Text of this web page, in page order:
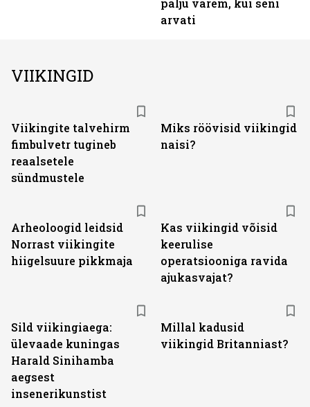
palju varem, kui seni
arvati
VIIKINGID
Viikingite talvehirm
fimbulvetr tugineb
reaalsetele
sündmustele
Miks röövisid viikingid
naisi?
Arheoloogid leidsid
Norrast viikingite
hiigelsuure pikkmaja
Kas viikingid võisid
keerulise
operatsiooniga ravida
ajukasvajat?
Sild viikingiaega:
ülevaade kuningas
Harald Sinihamba
aegsest
insenerikunstist
Millal kadusid
viikingid Britanniast?